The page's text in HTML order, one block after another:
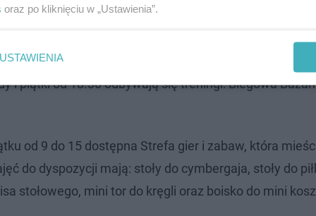
do Suchacza– start Pętla tramwajowa na
i piątki od 18.30 odbywają się treningi: Biegowa
od 9 do 15 dostępna Strefa gier i zabaw, która
do dyspozycji mają: stoły do cymbergaja, stoły do
stołowego, mini tor do kręgli oraz boisko do mini
oraz po kliknięciu w „Ustawienia”.
USTAWIENIA